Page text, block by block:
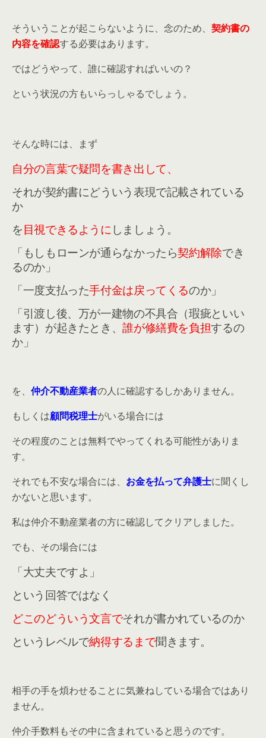
そういうことが起こらないように、念のため、 契約書の
内容を確認する必要はあります。
ではどうやって、誰に確認すればいいの？
という状況の方もいらっしゃるでしょう。
そんな時には、まず
自分の言葉で疑問を書き出して、
それが契約書にどういう表現で記載されている
か
を目視できるように しましょう。
「もしもローンが通らなかったら契約解除でき
るのか」
「一度支払った手付金は戻ってくるのか」
「引渡し後、万が一建物の不具合（瑕疵といい
ます）が起きたとき、誰が修繕費を負担するの
か」
を、 仲介不動産業者の人に確認するしかありません。
もしくは顧問税理士がいる場合には
その程度のことは無料でやってくれる可能性がありま
す。
それでも不安な場合には、 お金を払って弁護士に聞くし
かないと思います。
私は仲介不動産業者の方に確認してクリアしました。
でも、その場合には
「大丈夫ですよ」
という回答ではなく
どこのどういう文言でそれが書かれているのか
というレベルで納得するまで聞きます。
相手の手を煩わせることに気兼ねしている場合ではあり
ません。
仲介手数料もその中に含まれていると思うのです。